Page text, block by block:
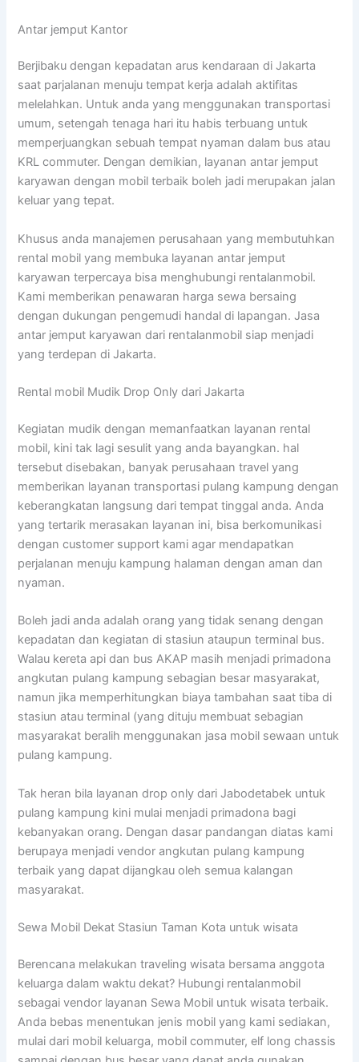
Antar jemput Kantor
Berjibaku dengan kepadatan arus kendaraan di Jakarta
saat parjalanan menuju tempat kerja adalah aktifitas
melelahkan. Untuk anda yang menggunakan transportasi
umum, setengah tenaga hari itu habis terbuang untuk
memperjuangkan sebuah tempat nyaman dalam bus atau
KRL commuter. Dengan demikian, layanan antar jemput
karyawan dengan mobil terbaik boleh jadi merupakan jalan
keluar yang tepat.
Khusus anda manajemen perusahaan yang membutuhkan
rental mobil yang membuka layanan antar jemput
karyawan terpercaya bisa menghubungi rentalanmobil.
Kami memberikan penawaran harga sewa bersaing
dengan dukungan pengemudi handal di lapangan. Jasa
antar jemput karyawan dari rentalanmobil siap menjadi
yang terdepan di Jakarta.
Rental mobil Mudik Drop Only dari Jakarta
Kegiatan mudik dengan memanfaatkan layanan rental
mobil, kini tak lagi sesulit yang anda bayangkan. hal
tersebut disebakan, banyak perusahaan travel yang
memberikan layanan transportasi pulang kampung dengan
keberangkatan langsung dari tempat tinggal anda. Anda
yang tertarik merasakan layanan ini, bisa berkomunikasi
dengan customer support kami agar mendapatkan
perjalanan menuju kampung halaman dengan aman dan
nyaman.
Boleh jadi anda adalah orang yang tidak senang dengan
kepadatan dan kegiatan di stasiun ataupun terminal bus.
Walau kereta api dan bus AKAP masih menjadi primadona
angkutan pulang kampung sebagian besar masyarakat,
namun jika memperhitungkan biaya tambahan saat tiba di
stasiun atau terminal (yang dituju membuat sebagian
masyarakat beralih menggunakan jasa mobil sewaan untuk
pulang kampung.
Tak heran bila layanan drop only dari Jabodetabek untuk
pulang kampung kini mulai menjadi primadona bagi
kebanyakan orang. Dengan dasar pandangan diatas kami
berupaya menjadi vendor angkutan pulang kampung
terbaik yang dapat dijangkau oleh semua kalangan
masyarakat.
Sewa Mobil Dekat Stasiun Taman Kota untuk wisata
Berencana melakukan traveling wisata bersama anggota
keluarga dalam waktu dekat? Hubungi rentalanmobil
sebagai vendor layanan Sewa Mobil untuk wisata terbaik.
Anda bebas menentukan jenis mobil yang kami sediakan,
mulai dari mobil keluarga, mobil commuter, elf long chassis